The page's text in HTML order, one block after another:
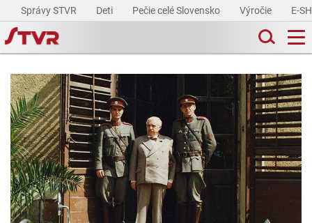
Správy STVR Deti Pečie celé Slovensko Výročie E-